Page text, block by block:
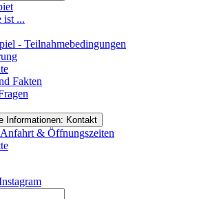
ist ...
- Teilnahmebedingungen
Fakten
Informationen: Kontakt
& Öffnungszeiten